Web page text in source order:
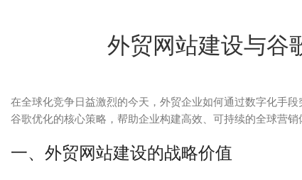
外贸网站建设与谷
在全球化竞争日益激烈的今天，外贸企业如何通过数字化手
谷歌优化的核心策略，帮助企业构建高效、可持续的全球营销
一、外贸网站建设的战略价值